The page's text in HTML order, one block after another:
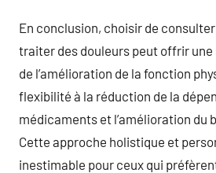
En conclusion, choisir de
traiter des douleurs peut offrir une
de l’amélioration de la fonction
flexibilité à la réduction de la
médicaments et l’amélioration du
Cette approche holistique et
inestimable pour ceux qui